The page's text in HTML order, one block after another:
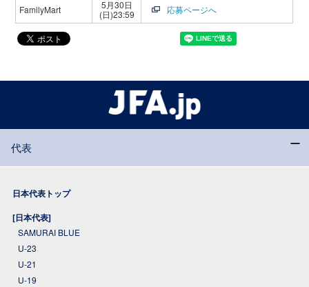
FamilyMart
5月30日
(日)23:59
応募ページへ
代表
日本代表トップ
[日本代表]
SAMURAI BLUE
U-23
U-21
U-19